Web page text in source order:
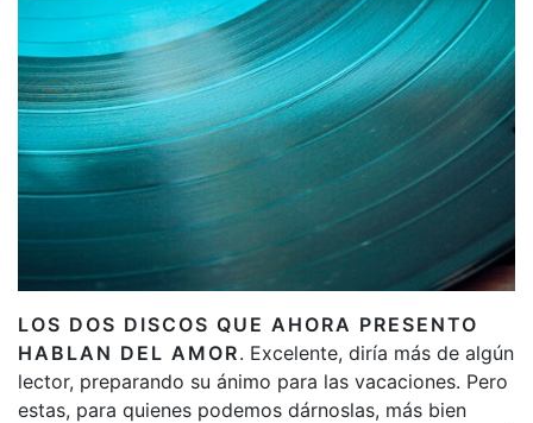
LOS DOS DISCOS QUE AHORA PRESENTO
HABLAN DEL AMOR. Excelente, diría más de algún
lector, preparando su ánimo para las vacaciones. Pero
estas, para quienes podemos dárnoslas, más bien